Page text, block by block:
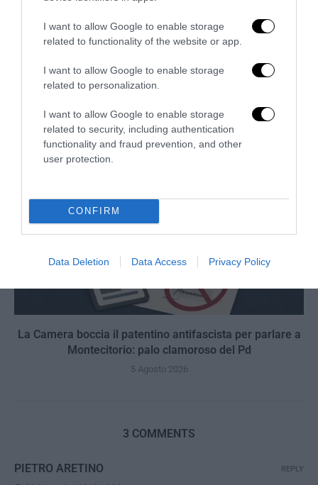
I want to allow Google to enable storage
related to functionality of the website or app.
I want to allow Google to enable storage
related to personalization.
I want to allow Google to enable storage
related to security, including authentication
functionality and fraud prevention, and other
user protection.
CONFIRM
Data Deletion Data Access Privacy Policy
Remigrazione, il Copasir riconosce all’antifascismo il
veto del disordine
La Camera boccia il patentino antifascista per parlare a
Montecitorio: palo clamoroso del Pd
5 Agosto 2026
3 COMMENTS
PIETRO ARETINO REPLY